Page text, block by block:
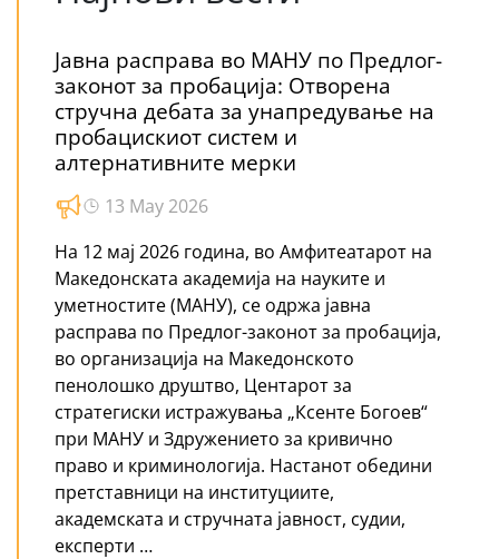
Јавна расправа во МАНУ по Предлог-
законот за пробација: Отворена
стручна дебата за унапредување на
пробацискиот систем и
алтернативните мерки
13 May 2026
На 12 мај 2026 година, во Амфитеатарот на
Македонската академија на науките и
уметностите (МАНУ), се одржа јавна
расправа по Предлог-законот за пробација,
во организација на Македонското
пенолошко друштво, Центарот за
стратегиски истражувања „Ксенте Богоев“
при МАНУ и Здружението за кривично
право и криминологија. Настанот обедини
претставници на институциите,
академската и стручната јавност, судии,
експерти …